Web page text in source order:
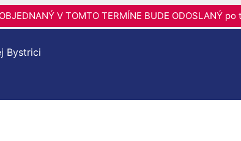
V TOMTO TERMÍNE BUDE ODOSLANÝ
Bystrici